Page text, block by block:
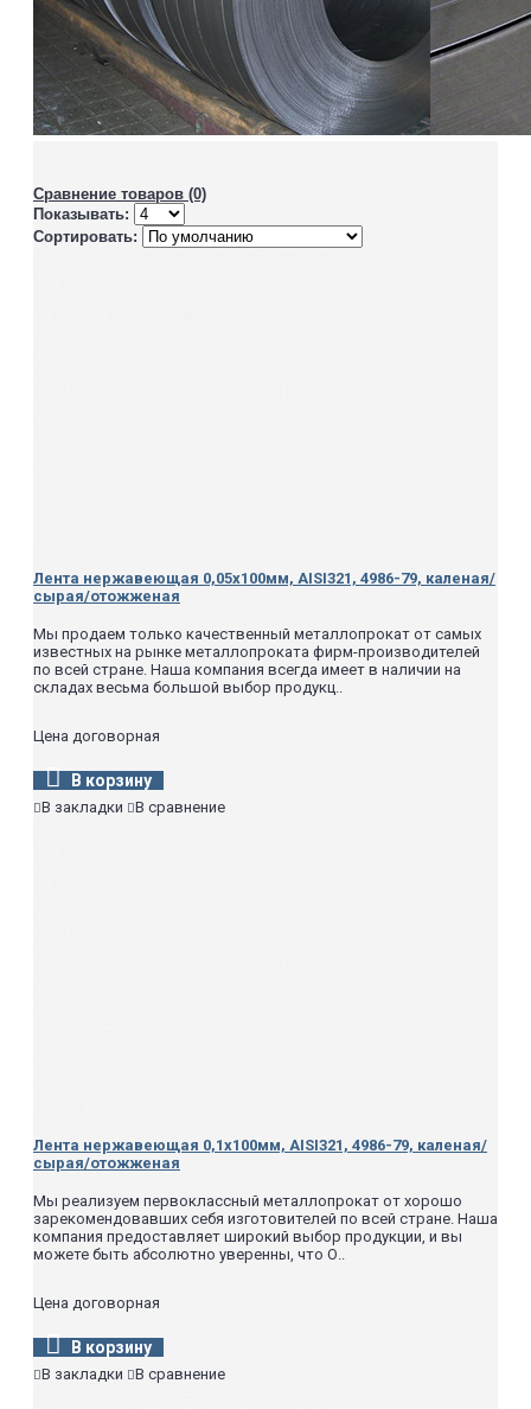
Сравнение товаров (0)
Показывать:
Сортировать:
Лента нержавеющая 0,05х100мм, AISI321, 4986-79, каленая/
сырая/отожженая
Мы продаем только качественный металлопрокат от самых
известных на рынке металлопроката фирм-производителей
по всей стране. Наша компания всегда имеет в наличии на
складах весьма большой выбор продукц..
Цена договорная
В корзину
В закладки В сравнение
Лента нержавеющая 0,1х100мм, AISI321, 4986-79, каленая/
сырая/отожженая
Мы реализуем первоклассный металлопрокат от хорошо
зарекомендовавших себя изготовителей по всей стране. Наша
компания предоставляет широкий выбор продукции, и вы
можете быть абсолютно уверенны, что О..
Цена договорная
В корзину
В закладки В сравнение